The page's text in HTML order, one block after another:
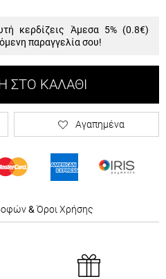
κερδίζεις Άμεσα 5% (0.8€)
παραγγελία σου!
ΣΤΟ ΚΑΛΆΘΙ
Αγαπημένα
& Όροι Χρήσης